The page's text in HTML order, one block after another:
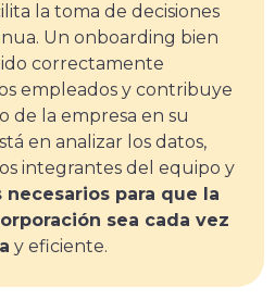
la toma de decisiones
Un onboarding bien
correctamente
empleados y contribuye
de la empresa en su
en analizar los datos,
integrantes del equipo y
para que la
sea cada vez
y eficiente.